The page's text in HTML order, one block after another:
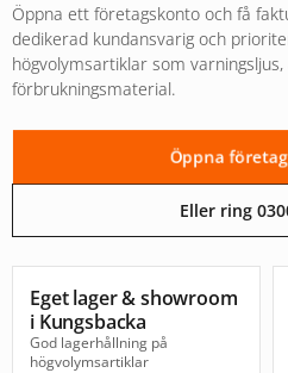
Öppna ett företagskonto och få
dedikerad kundansvarig och
högvolymsartiklar som
förbrukningsmaterial.
Öppna
Eller ring
Eget lager & showroom
i Kungsbacka
God lagerhållning på
högvolymsartiklar